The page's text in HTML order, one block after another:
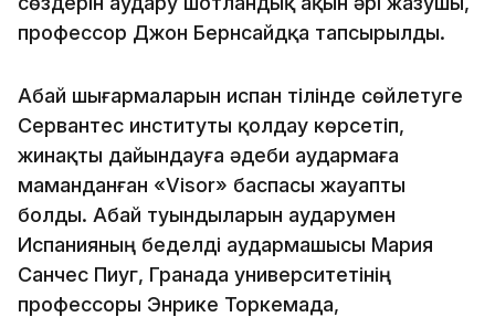
профессор Джон Бернсайдқа тапсырылды.
Абай шығармаларын испан тілінде сөйлетуге
Сервантес институты қолдау көрсетіп,
жинақты дайындауға әдеби аудармаға
маманданған «Visor» баспасы жауапты
болды. Абай туындыларын аударумен
Испанияның беделді аудармашысы Мария
Санчес Пиуг, Гранада университетінің
профессоры Энрике Торкемада,